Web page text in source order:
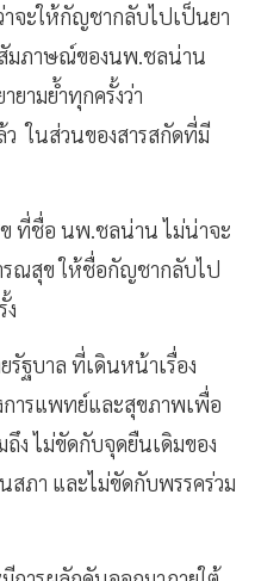
ะให้กัญชากลับไปเป็นยา
มภาษณ์ของนพ.ชลน่าน
ยามย้ำทุกครั้งว่า
ในส่วนของสารสกัดที่มี
ที่ชื่อ นพ.ชลน่าน ไม่น่าจะ
รณสุข ให้ชื่อกัญชากลับไป
ง
ฐบาล ที่เดินหน้าเรื่อง
การแพทย์และสุขภาพเพื่อ
ถึง ไม่ขัดกับจุดยืนเดิมของ
สภา และไม่ขัดกับพรรคร่วม